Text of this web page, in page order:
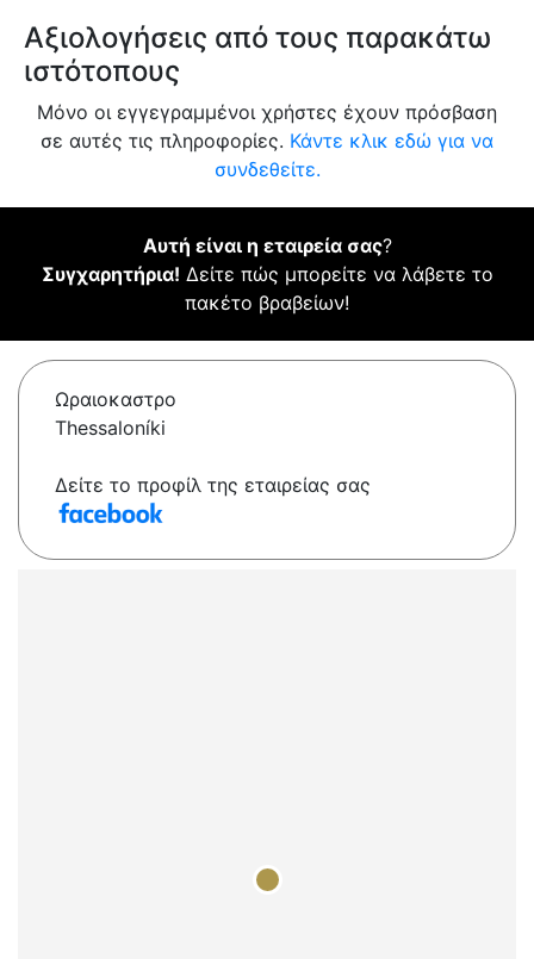
Αξιολογήσεις από τους παρακάτω
ιστότοπους
Μόνο οι εγγεγραμμένοι χρήστες έχουν πρόσβαση
σε αυτές τις πληροφορίες. Κάντε κλικ εδώ για να
συνδεθείτε.
Αυτή είναι η εταιρεία σας?
Συγχαρητήρια! Δείτε πώς μπορείτε να λάβετε το
πακέτο βραβείων!
Ωραιοκαστρο
Thessaloníki
Δείτε το προφίλ της εταιρείας σας